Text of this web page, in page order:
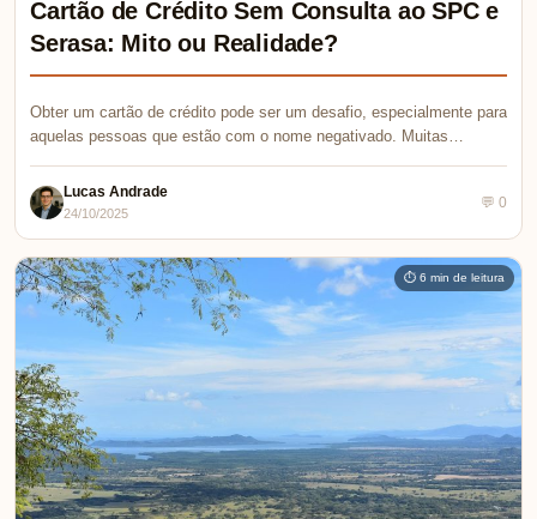
Cartão de Crédito Sem Consulta ao SPC e
Serasa: Mito ou Realidade?
Obter um cartão de crédito pode ser um desafio, especialmente para
aquelas pessoas que estão com o nome negativado. Muitas…
Lucas Andrade
24/10/2025
💬 0
⏱ 6 min de leitura